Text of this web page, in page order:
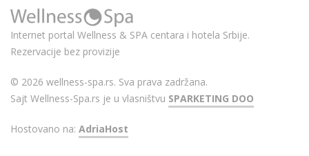
Internet portal Wellness & SPA centara i hotela Srbije.
Rezervacije bez provizije
© 2026 wellness-spa.rs. Sva prava zadržana.
Sajt Wellness-Spa.rs je u vlasništvu SPARKETING DOO
Hostovano na: AdriaHost